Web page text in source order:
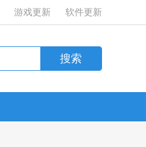
游戏更新 软件更新